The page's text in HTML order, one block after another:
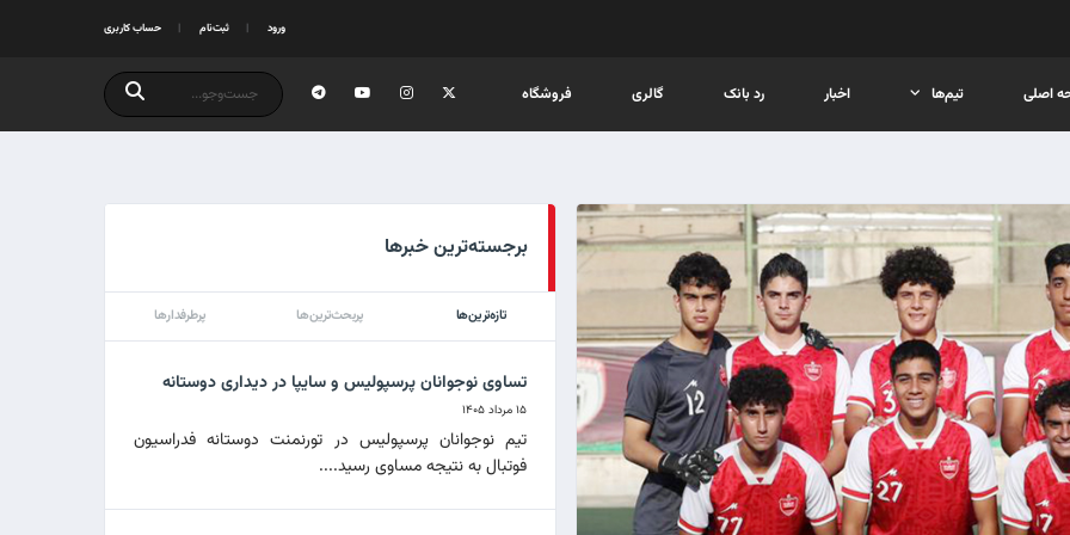
ورود ثبت‌نام حساب کاربری
اصلی تیم‌ها اخبار رد بانک گالری فروشگاه
برجسته‌ترین خبرها
تازه‌ترین‌ها پربحث‌ترین‌ها پرطرفدارها
تساوی نوجوانان پرسپولیس و سایپا در دیداری دوستانه
۱۵ مرداد ۱۴۰۵
تیم نوجوانان پرسپولیس در تورنمنت دوستانه فدراسیون
فوتبال به نتیجه مساوی رسید....